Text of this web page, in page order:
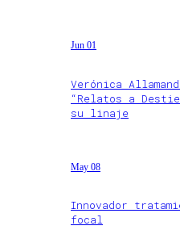
Jun 01
Verónica
“Relatos a
su linaje
May 08
Innovador
focal